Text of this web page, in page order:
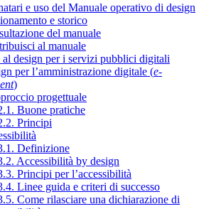
e uso del Manuale operativo di design
e storico
del manuale
al manuale
design per i servizi pubblici digitali
per l’amministrazione digitale (e-
)
progettuale
Buone pratiche
Principi
Definizione
Accessibilità by design
Principi per l’accessibilità
Linee guida e criteri di successo
Come rilasciare una dichiarazione di